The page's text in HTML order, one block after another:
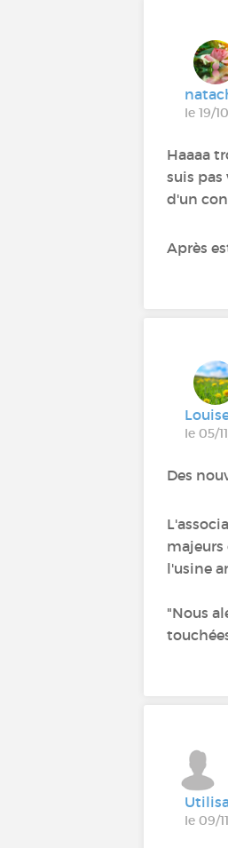
le 19/
Haaaa
suis
d'un
Après
le 05/
Des
majeurs
l'usine
"Nous
le 09/